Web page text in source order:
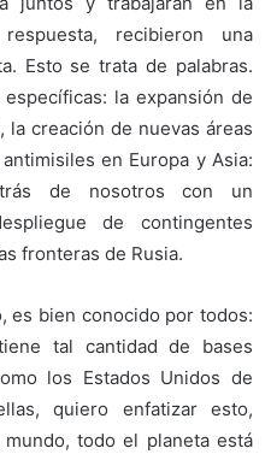
recibieron una
Esto se trata de palabras.
la expansión de
la creación de nuevas áreas
en Europa y Asia:
de nosotros con un
de contingentes
fronteras de Rusia.
es bien conocido por todos:
tal cantidad de bases
los Estados Unidos de
quiero enfatizar esto,
todo el planeta está